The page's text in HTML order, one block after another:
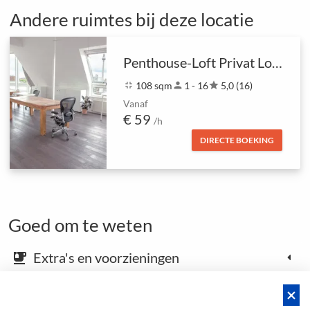
Andere ruimtes bij deze locatie
Penthouse-Loft Privat Location
fullscreen_exit 108 sqmperson 1 - 16star 5,0 (16)
Vanaf
€ 59 /h
DIRECTE BOEKING
Goed om te weten
emoji_food_beverage Extra's en voorzieningen